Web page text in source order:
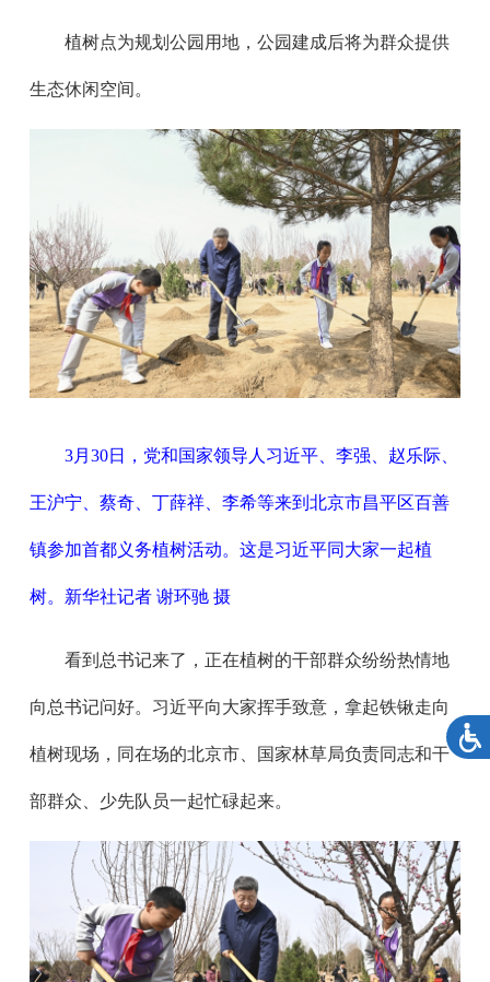
植树点为规划公园用地，公园建成后将为群众提供
生态休闲空间。
3月30日，党和国家领导人习近平、李强、赵乐际、
王沪宁、蔡奇、丁薛祥、李希等来到北京市昌平区百善
镇参加首都义务植树活动。这是习近平同大家一起植
树。新华社记者 谢环驰 摄
看到总书记来了，正在植树的干部群众纷纷热情地
向总书记问好。习近平向大家挥手致意，拿起铁锹走向
植树现场，同在场的北京市、国家林草局负责同志和干
部群众、少先队员一起忙碌起来。